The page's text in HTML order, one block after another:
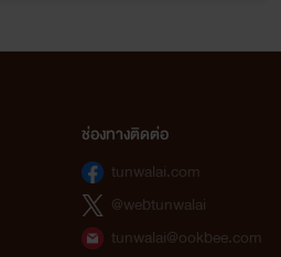
ช่องทางติดต่อ
tunwalai.com
@webtunwalai
tunwalai@ookbee.com